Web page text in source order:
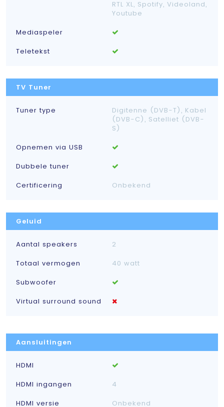
RTL XL, Spotify, Videoland,
Youtube
Mediaspeler
Teletekst
TV Tuner
Tuner type
Digitenne (DVB-T), Kabel
(DVB-C), Satelliet (DVB-
S)
Opnemen via USB
Dubbele tuner
Certificering
Onbekend
Geluid
Aantal speakers
2
Totaal vermogen
40 watt
Subwoofer
Virtual surround sound
Aansluitingen
HDMI
HDMI ingangen
4
HDMI versie
Onbekend